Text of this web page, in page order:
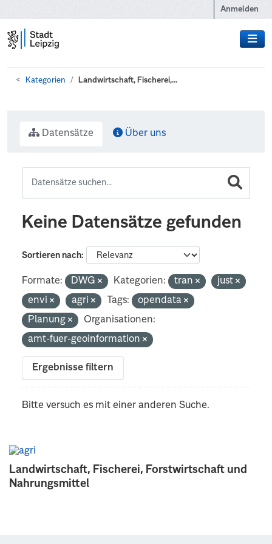
Anmelden
Kategorien Landwirtschaft, Fischerei,...
Landwirtschaft, Fischerei, Forstwirtschaft und
Nahrungsmittel
Datensätze Über uns
Keine Datensätze gefunden
Sortieren nach
Formate: DWG Kategorien: tran
just
envi
agri Tags:
opendata
Planung
Organisationen:
amt-fuer-geoinformation
Ergebnisse filtern
Bitte versuch es mit einer anderen Suche.